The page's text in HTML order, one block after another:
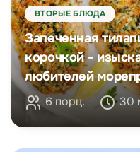
ВТОРЫЕ БЛЮДА
Запеченная
корочкой -
любителей
6 порц. 30